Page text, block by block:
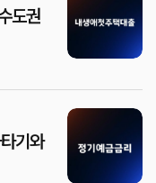
도권
기와